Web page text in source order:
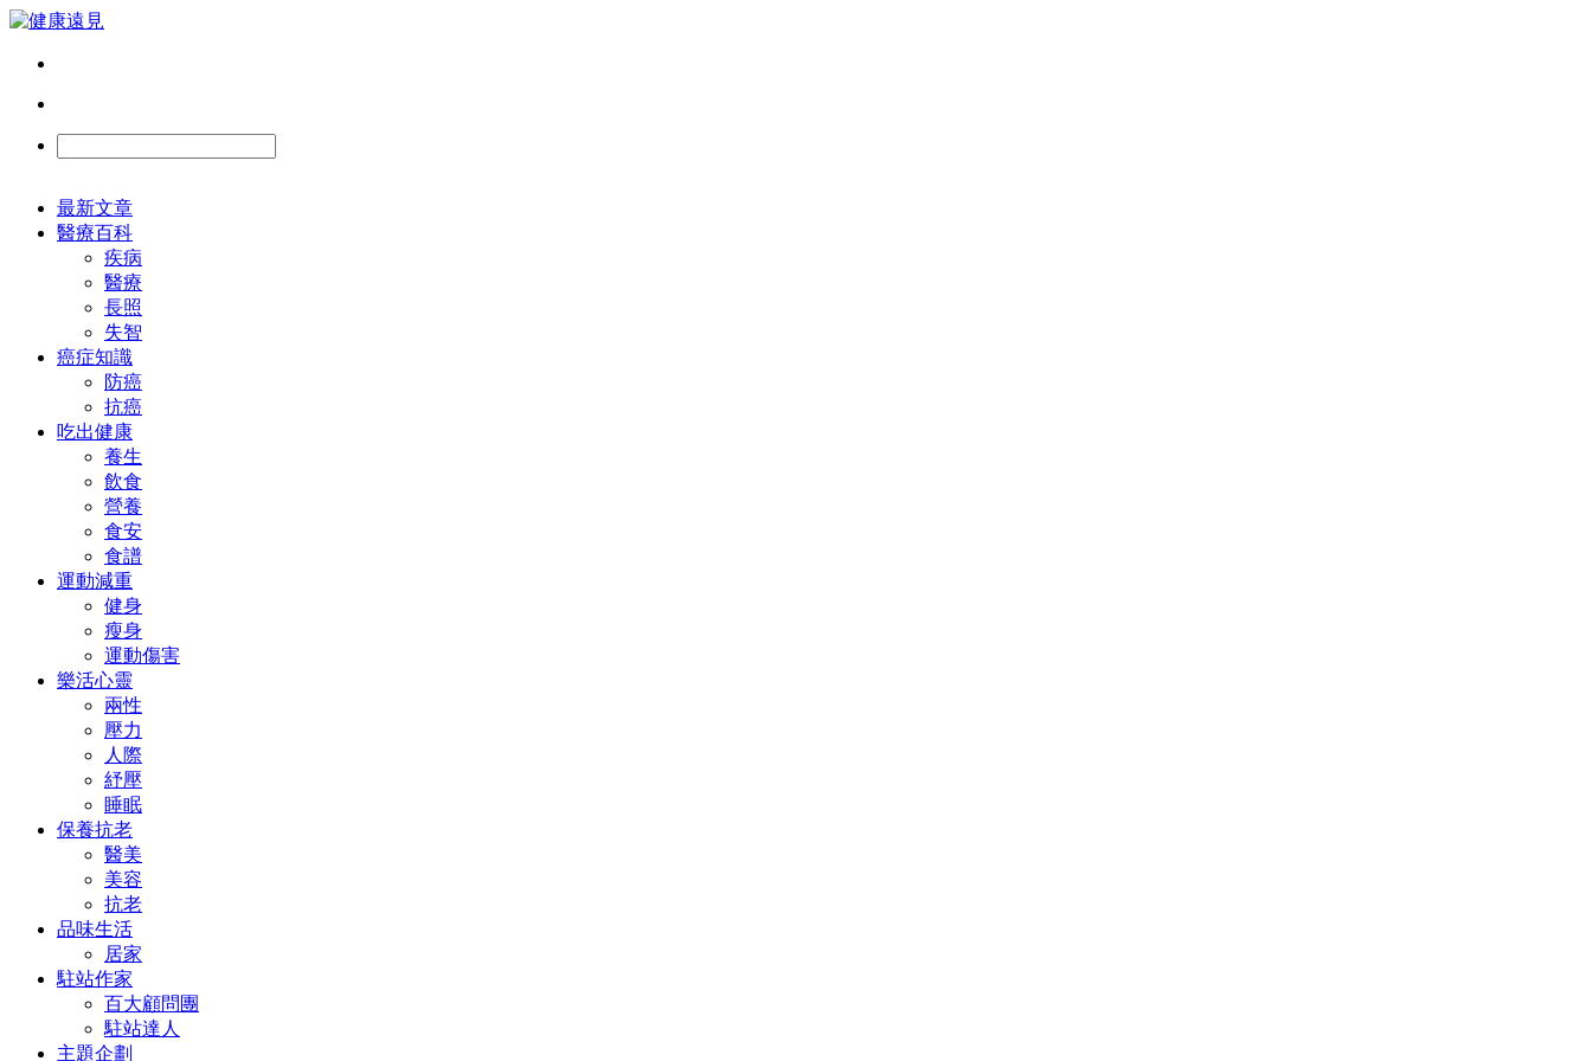
最新文章
醫療百科
疾病
醫療
長照
失智
癌症知識
防癌
抗癌
吃出健康
養生
飲食
營養
食安
食譜
運動減重
健身
瘦身
運動傷害
樂活心靈
兩性
壓力
人際
紓壓
睡眠
保養抗老
醫美
美容
抗老
品味生活
居家
駐站作家
百大顧問團
駐站達人
主題企劃